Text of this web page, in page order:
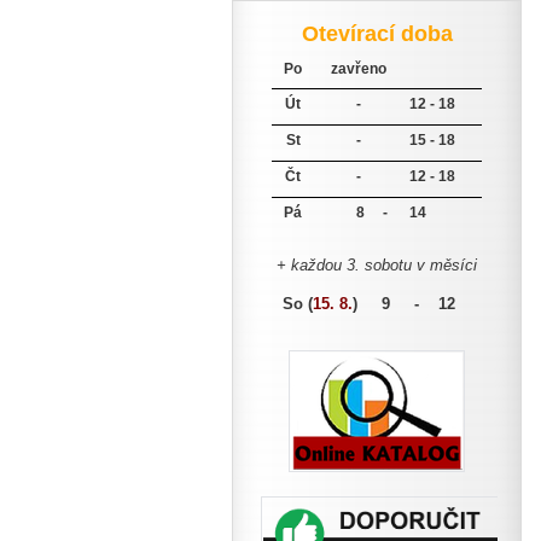
Otevírací doba
Po zavřeno
Út - 12 - 18
St - 15 - 18
Čt - 12 - 18
Pá 8 - 14
+ každou 3. sobotu v měsíci
So (15. 8.) 9 - 12